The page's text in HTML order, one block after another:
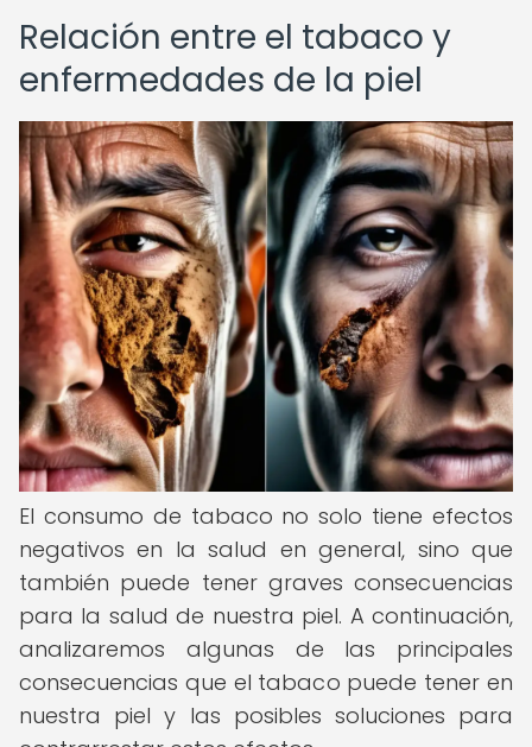
Relación entre el tabaco y
enfermedades de la piel
El consumo de tabaco no solo tiene efectos
negativos en la salud en general, sino que
también puede tener graves consecuencias
para la salud de nuestra piel. A continuación,
analizaremos algunas de las principales
consecuencias que el tabaco puede tener en
nuestra piel y las posibles soluciones para